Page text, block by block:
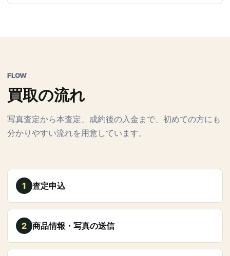
FLOW
買取の流れ
写真査定から本査定、成約後の入金まで、初めての方にも
分かりやすい流れを用意しています。
1 査定申込
2 商品情報・写真の送信